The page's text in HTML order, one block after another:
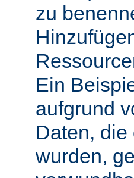
zu
Ein
aufgrund
Daten,
wurden,